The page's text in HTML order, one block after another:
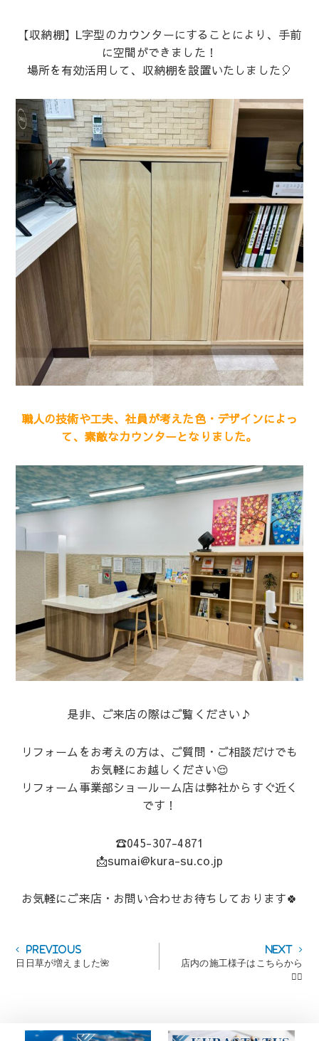
【収納棚】L字型のカウンターにすることにより、手前
に空間ができました！
場所を有効活用して、収納棚を設置いたしました🎈
職人の技術や工夫、社員が考えた色・デザインによっ
て、素敵なカウンターとなりました。
是非、ご来店の際はご覧ください♪
リフォームをお考えの方は、ご質問・ご相談だけでも
お気軽にお越しください😌
リフォーム事業部ショールーム店は弊社からすぐ近く
です！
☎045-307-4871
📩sumai@kura-su.co.jp
お気軽にご来店・お問い合わせお待ちしております🍀
投
稿
PreviousPrevious
post:
日日草が増えました🌺
Next
post:
店内の施工様子はこちらから
💁‍♀️